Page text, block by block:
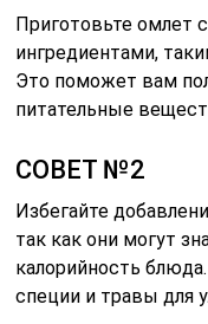
Приготовьте омлет
ингредиентами,
Это поможет вам
питательные
СОВЕТ №2
Избегайте
так как они могут
калорийность
специи и травы для